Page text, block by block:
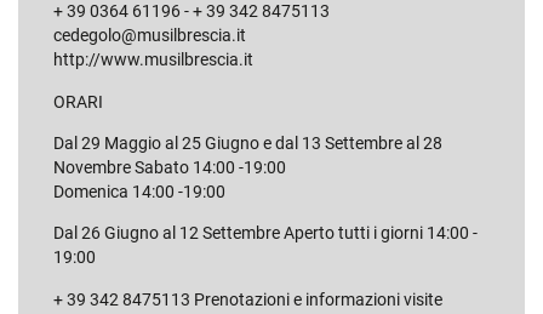
+ 39 0364 61196 - + 39 342 8475113
cedegolo@musilbrescia.it
http://www.musilbrescia.it
ORARI
Dal 29 Maggio al 25 Giugno e dal 13 Settembre al 28
Novembre Sabato 14:00 -19:00
Domenica 14:00 -19:00
Dal 26 Giugno al 12 Settembre Aperto tutti i giorni 14:00 -
19:00
+ 39 342 8475113 Prenotazioni e informazioni visite